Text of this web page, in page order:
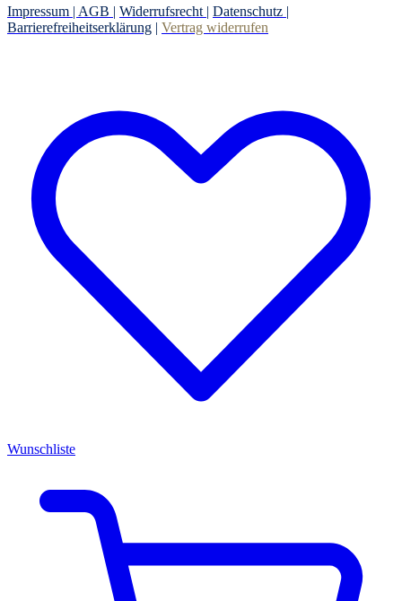
Impressum | AGB | Widerrufsrecht | Datenschutz |
Barrierefreiheitserklärung | Vertrag widerrufen
Wunschliste